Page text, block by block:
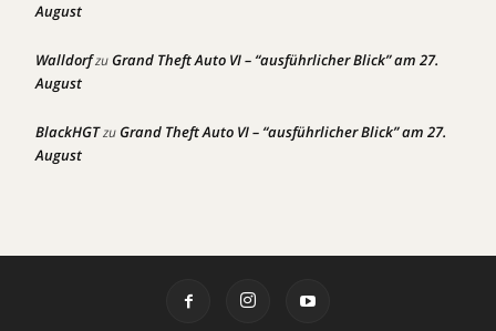
August
WalldorfzuGrand Theft Auto VI – “ausführlicher Blick” am 27.
August
BlackHGTzuGrand Theft Auto VI – “ausführlicher Blick” am 27.
August